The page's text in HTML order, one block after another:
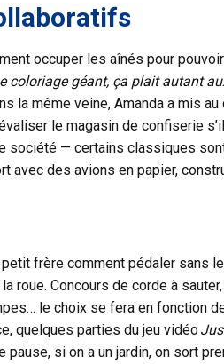
occuper les aînés pour
coloriage géant, ça plait autant
la même veine, Amanda a mis
le magasin de confiserie
société — certains classiques
avec des avions en papier,
frère comment pédaler sans
Concours de corde à
le choix se fera en fonction
quelques parties du jeu vidéo
si on a un jardin, on sort